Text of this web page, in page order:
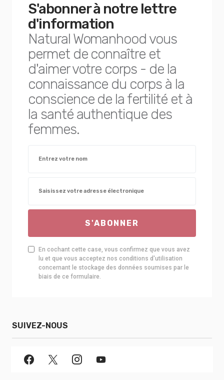
S'abonner à notre lettre
d'information
Natural Womanhood vous
permet de connaître et
d'aimer votre corps - de la
connaissance du corps à la
conscience de la fertilité et à
la santé authentique des
femmes.
S'ABONNER
En cochant cette case, vous confirmez que vous avez
lu et que vous acceptez nos conditions d'utilisation
concernant le stockage des données soumises par le
biais de ce formulaire.
SUIVEZ-NOUS